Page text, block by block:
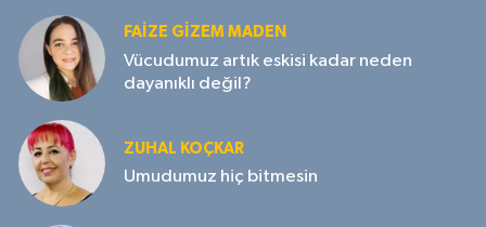
FAIZE GIZEM MADEN
Vücudumuz artık eskisi kadar neden
dayanıklı değil?
ZUHAL KOÇKAR
Umudumuz hiç bitmesin